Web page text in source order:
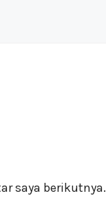
saya berikutnya.